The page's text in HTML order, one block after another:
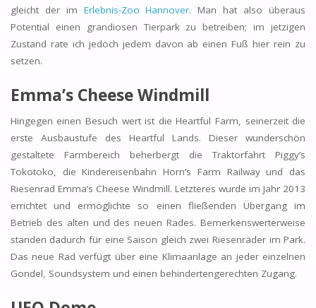
gleicht der im Erlebnis-Zoo Hannover. Man hat also überaus
Potential einen grandiosen Tierpark zu betreiben; im jetzigen
Zustand rate ich jedoch jedem davon ab einen Fuß hier rein zu
setzen.
Emma’s Cheese Windmill
Hingegen einen Besuch wert ist die Heartful Farm, seinerzeit die
erste Ausbaustufe des Heartful Lands. Dieser wunderschön
gestaltete Farmbereich beherbergt die Traktorfahrt Piggy’s
Tokotoko, die Kindereisenbahn Horn’s Farm Railway und das
Riesenrad Emma’s Cheese Windmill. Letzteres wurde im Jahr 2013
errichtet und ermöglichte so einen fließenden Übergang im
Betrieb des alten und des neuen Rades. Bemerkenswerterweise
standen dadurch für eine Saison gleich zwei Riesenräder im Park.
Das neue Rad verfügt über eine Klimaanlage an jeder einzelnen
Gondel, Soundsystem und einen behindertengerechten Zugang.